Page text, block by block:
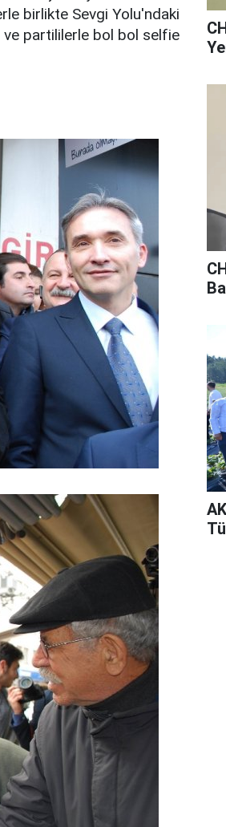
birlikte Sevgi Yolu'ndaki
ve partililerle bol bol selfie